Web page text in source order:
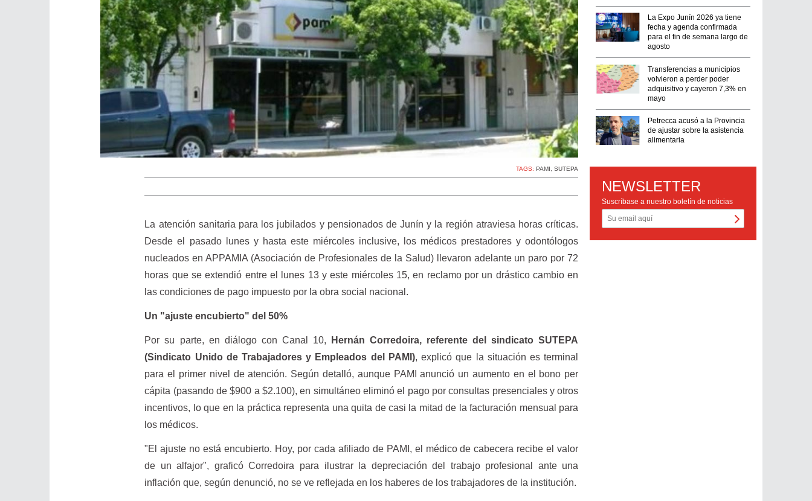
TAGS:PAMI ,SUTEPA
La atención sanitaria para los jubilados y pensionados de Junín y la región atraviesa horas críticas.
Desde el pasado lunes y hasta este miércoles inclusive, los médicos prestadores y odontólogos
nucleados en APPAMIA (Asociación de Profesionales de la Salud) llevaron adelante un paro por 72
horas que se extendió entre el lunes 13 y este miércoles 15, en reclamo por un drástico cambio en
las condiciones de pago impuesto por la obra social nacional.
Un "ajuste encubierto" del 50%
Por su parte, en diálogo con Canal 10,
Hernán Corredoira, referente del sindicato SUTEPA
(Sindicato Unido de Trabajadores y Empleados del PAMI), explicó que la situación es terminal
para el primer nivel de atención. Según detalló, aunque PAMI anunció un aumento en el bono per
cápita (pasando de $900 a $2.100), en simultáneo eliminó el pago por consultas presenciales y otros
incentivos, lo que en la práctica representa una quita de casi la mitad de la facturación mensual para
los médicos.
"El ajuste no está encubierto. Hoy, por cada afiliado de PAMI, el médico de cabecera recibe el valor
de un alfajor", graficó Corredoira para ilustrar la depreciación del trabajo profesional ante una
inflación que, según denunció, no se ve reflejada en los haberes de los trabajadores de la institución.
La Expo Junín 2026 ya tiene
fecha y agenda confirmada
para el fin de semana largo de
agosto
Transferencias a municipios
volvieron a perder poder
adquisitivo y cayeron 7,3% en
mayo
Petrecca acusó a la Provincia
de ajustar sobre la asistencia
alimentaria
NEWSLETTER
Suscríbase a nuestro boletín de noticias